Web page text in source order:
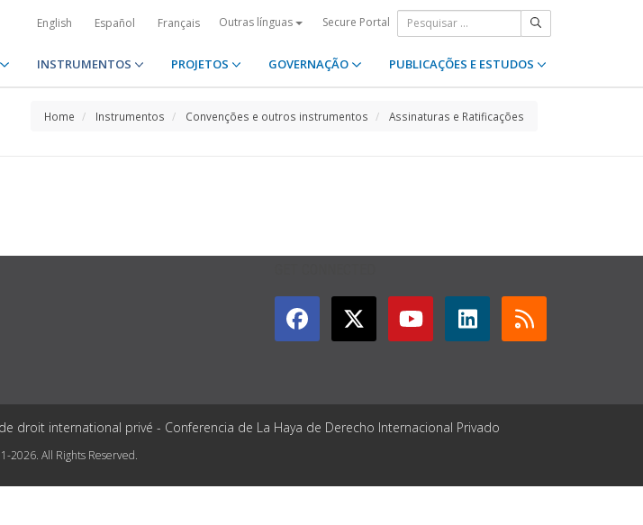
English Español Français Outras línguas Secure Portal
INSTRUMENTOS PROJETOS GOVERNAÇÃO PUBLICAÇÕES E ESTUDOS
Home Instrumentos Convenções e outros instrumentos Assinaturas e Ratificações
droit international privé - Conferencia de La Haya de Derecho Internacional Privado
2026. All Rights Reserved.